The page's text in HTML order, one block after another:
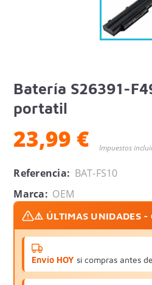
Batería S26391-
portatil
23,99 € Impuestos
Referencia: BAT-FS10
Marca: OEM
⚠️ ÚLTIMAS UNIDADES -
Envío HOY si compras antes